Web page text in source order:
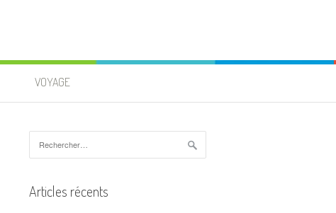
VOYAGE
Articles récents